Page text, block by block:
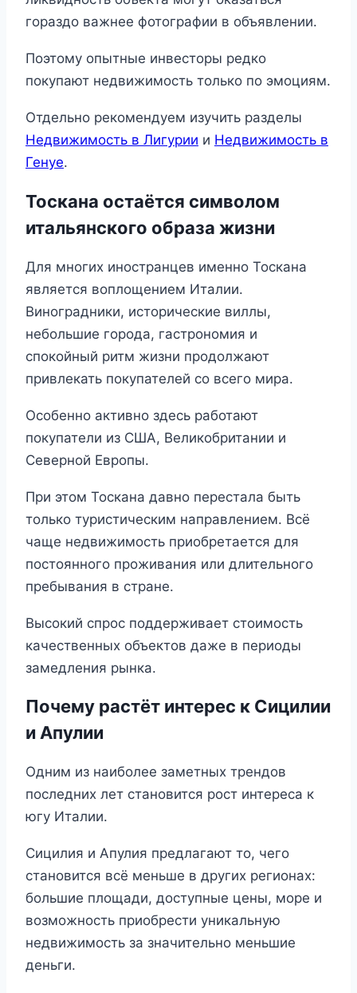
гораздо важнее фотографии в объявлении.
Поэтому опытные инвесторы редко
покупают недвижимость только по эмоциям.
Отдельно рекомендуем изучить разделы
Недвижимость в Лигурии и Недвижимость в
Генуе.
Тоскана остаётся символом
итальянского образа жизни
Для многих иностранцев именно Тоскана
является воплощением Италии.
Виноградники, исторические виллы,
небольшие города, гастрономия и
спокойный ритм жизни продолжают
привлекать покупателей со всего мира.
Особенно активно здесь работают
покупатели из США, Великобритании и
Северной Европы.
При этом Тоскана давно перестала быть
только туристическим направлением. Всё
чаще недвижимость приобретается для
постоянного проживания или длительного
пребывания в стране.
Высокий спрос поддерживает стоимость
качественных объектов даже в периоды
замедления рынка.
Почему растёт интерес к Сицилии
и Апулии
Одним из наиболее заметных трендов
последних лет становится рост интереса к
югу Италии.
Сицилия и Апулия предлагают то, чего
становится всё меньше в других регионах:
большие площади, доступные цены, море и
возможность приобрести уникальную
недвижимость за значительно меньшие
деньги.